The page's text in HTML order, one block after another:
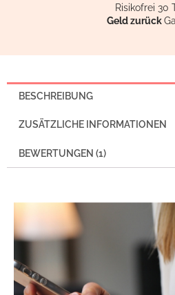
Risikofrei 30
Geld zurück
BESCHREIBUNG
ZUSÄTZLICHE INFORMATIONEN
BEWERTUNGEN (1)